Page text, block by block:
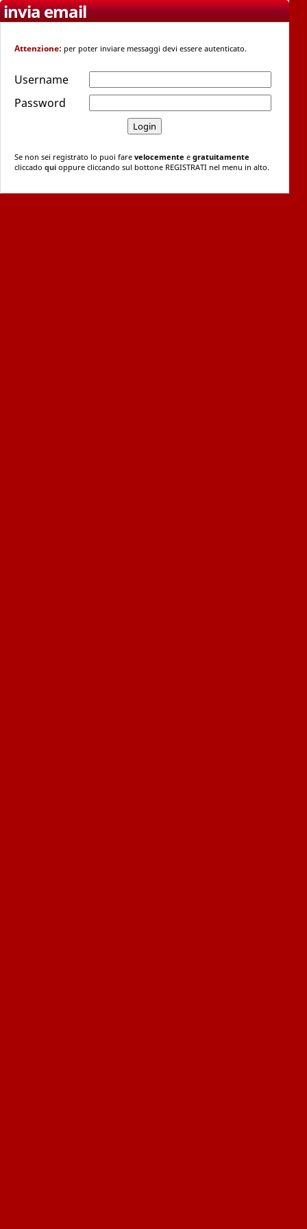
invia email
Attenzione: per poter inviare messaggi devi essere autenticato.
Username
Password
Se non sei registrato lo puoi fare velocemente e gratuitamente
cliccado qui oppure cliccando sul bottone REGISTRATI nel menu in alto.